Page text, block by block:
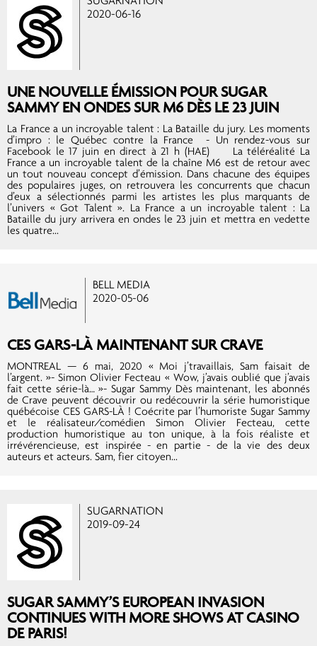
2020-06-16
UNE NOUVELLE ÉMISSION POUR SUGAR
SAMMY EN ONDES SUR M6 DÈS LE 23 JUIN
La France a un incroyable talent : La Bataille du jury. Les moments
d’impro : le Québec contre la France - Un rendez-vous sur
Facebook le 17 juin en direct à 21 h (HAE) La téléréalité La
France a un incroyable talent de la chaîne M6 est de retour avec
un tout nouveau concept d’émission. Dans chacune des équipes
des populaires juges, on retrouvera les concurrents que chacun
d’eux a sélectionnés parmi les artistes les plus marquants de
l’univers « Got Talent ». La France a un incroyable talent : La
Bataille du jury arrivera en ondes le 23 juin et mettra en vedette
les quatre...
BELL MEDIA
2020-05-06
CES GARS-LÀ MAINTENANT SUR CRAVE
MONTREAL — 6 mai, 2020 « Moi j’travaillais, Sam faisait de
l’argent. »- Simon Olivier Fecteau « Wow, j’avais oublié que j’avais
fait cette série-là… »- Sugar Sammy Dès maintenant, les abonnés
de Crave peuvent découvrir ou redécouvrir la série humoristique
québécoise CES GARS-LÀ ! Coécrite par l’humoriste Sugar Sammy
et le réalisateur/comédien Simon Olivier Fecteau, cette
production humoristique au ton unique, à la fois réaliste et
irrévérencieuse, est inspirée - en partie - de la vie des deux
auteurs et acteurs. Sam, fier citoyen...
SUGARNATION
2019-09-24
SUGAR SAMMY’S EUROPEAN INVASION
CONTINUES WITH MORE SHOWS AT CASINO
DE PARIS!